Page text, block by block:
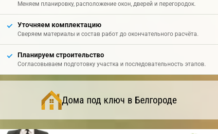
Меняем планировку, расположение окон, дверей и перегородок.
Уточняем комплектацию
Сверяем материалы и состав работ до окончательного расчёта.
Планируем строительство
Согласовываем подготовку участка и последовательность этапов.
Дома под ключ в Белгороде